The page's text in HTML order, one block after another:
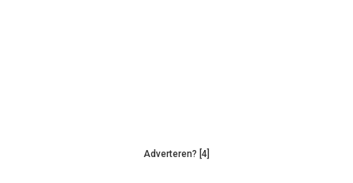
Adverteren? [4]